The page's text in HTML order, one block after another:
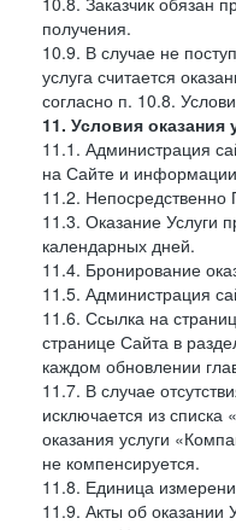
получения.
10.9. В случае не
услуга считается
согласно п. 10.8.
11. Условия оказания
11.1. Администрация
на Сайте и информации
11.2. Непосредственно
11.3. Оказание Услуги
календарных дней.
11.4. Бронирование
11.5. Администрация
11.6. Ссылка на
странице Сайта в
каждом обновлении
11.7. В случае
исключается из
оказания услуги
не компенсируется.
11.8. Единица
11.9. Акты об оказании